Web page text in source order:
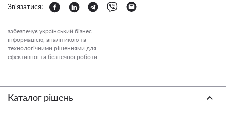
Зв'язатися:
забезпечує український бізнес
інформацією, аналітикою та
технологічними рішеннями для
ефективної та безпечної роботи.
Каталог рішень